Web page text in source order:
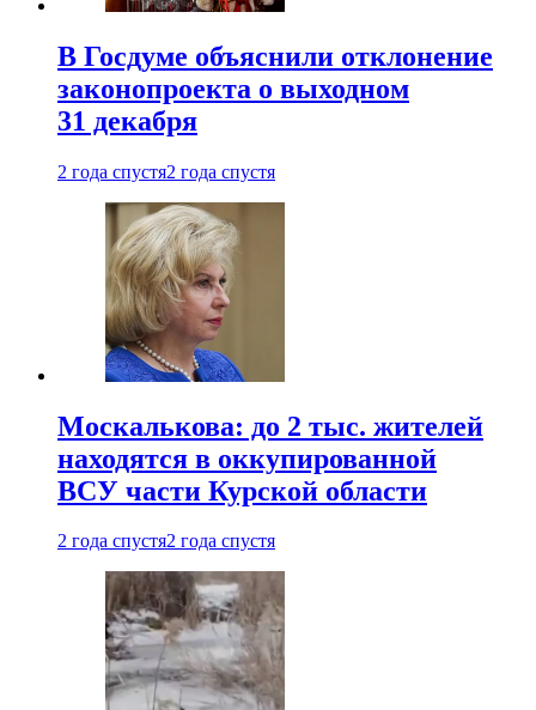
В Госдуме объяснили отклонение
законопроекта о выходном
31 декабря
2 года спустя2 года спустя
Москалькова: до 2 тыс. жителей
находятся в оккупированной
ВСУ части Курской области
2 года спустя2 года спустя